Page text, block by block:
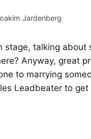
Jardenberg
stage, talking about
Anyway, great
to marrying
Leadbeater to get